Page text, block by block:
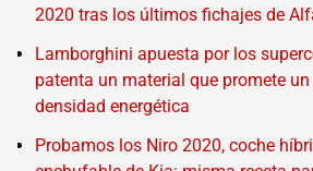
2020 tras los últimos fichajes de
Lamborghini apuesta por los
patenta un material que promete
densidad energética
Probamos los Niro 2020, coche